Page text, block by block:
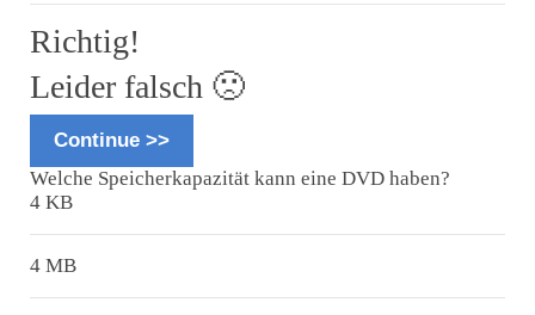
Richtig!
Leider falsch 🙁
Continue >>
Welche Speicherkapazität kann eine DVD haben?
4 KB
4 MB